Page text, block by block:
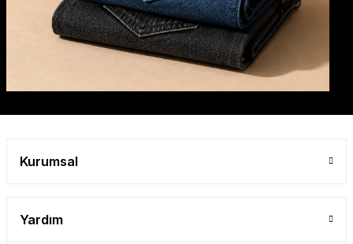
Kurumsal
Yardım